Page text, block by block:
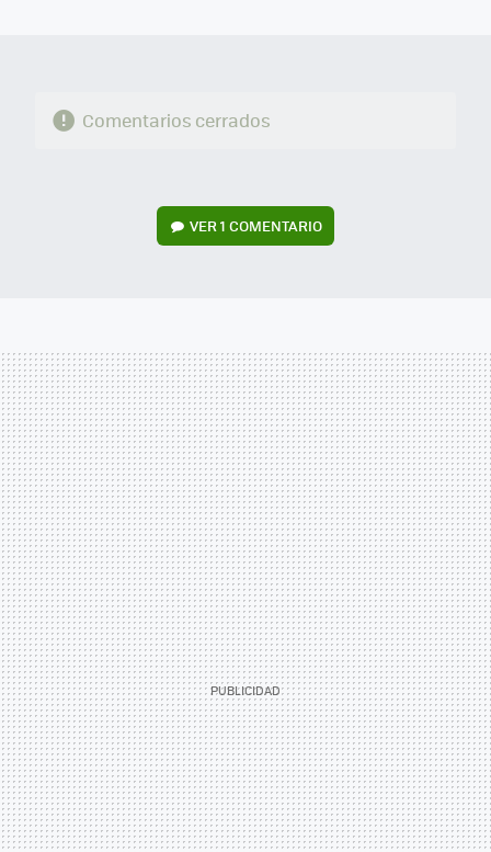
Comentarios cerrados
VER1 COMENTARIO